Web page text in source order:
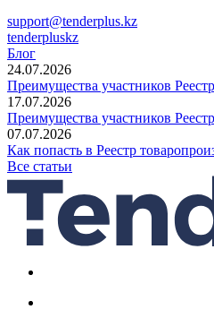
support@tenderplus.kz
tenderpluskz
Блог
24.07.2026
Преимущества участников
17.07.2026
Преимущества участников
07.07.2026
Как попасть в Реестр
Все статьи